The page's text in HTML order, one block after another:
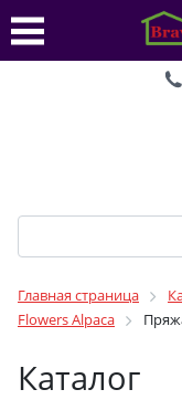
Главная страница
Flowers Alpaca
Каталог